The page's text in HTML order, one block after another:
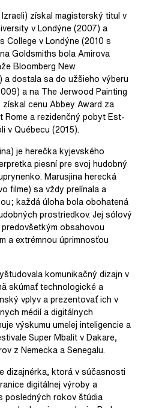
získal magisterský titul v
v Londýne (2007) a
College v Londýne (2010 s
Goldsmiths bola Amirova
Bloomberg New
dostala sa do užšieho výberu
a na The Jerwood Painting
cenu Abbey Award za
Rome a rezidenčný pobyt Est-
v Québecu (2015).
je herečka kyjevského
piesní pre svoj hudobný
Marusjina herecká
filme) sa vždy prelínala a
každá úloha bola obohatená
prostriedkov. Jej sólový
obsahovou
a extrémnou úprimnosťou
komunikačný dizajn v
skúmať technologické a
vplyv a prezentovať ich v
médií a digitálnych
výskumu umelej inteligencie a
Super Mbalit v Dakare,
z Nemecka a Senegalu.
dizajnérka, ktorá v súčasnosti
digitálnej výroby a
posledných rokov štúdia